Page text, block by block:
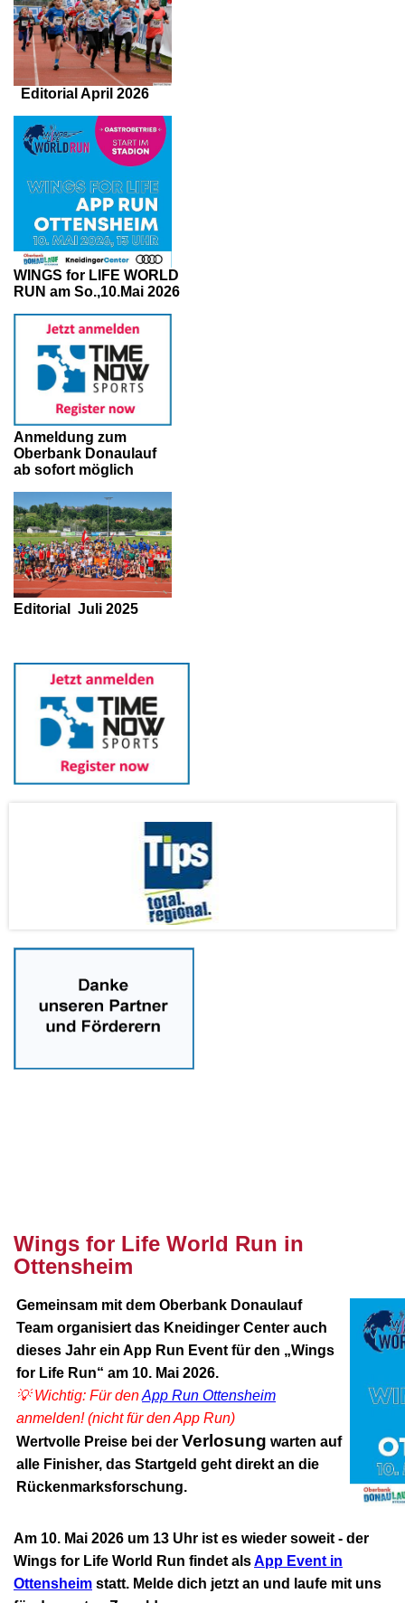
Editorial April 2026
WINGS for LIFE WORLD
RUN am So.,10.Mai 2026
Anmeldung zum
Oberbank Donaulauf
ab sofort möglich
Editorial Juli 2025
Wings for Life World Run in
Ottensheim
Gemeinsam mit dem Oberbank Donaulauf
Team organisiert das Kneidinger Center auch
dieses Jahr ein App Run Event für den „Wings
for Life Run“ am 10. Mai 2026.
💡 Wichtig: Für denApp Run Ottensheim
anmelden! (nicht für den App Run)
Wertvolle Preise bei der Verlosung warten auf
alle Finisher, das Startgeld geht direkt an die
Rückenmarksforschung.
Am 10. Mai 2026 um 13 Uhr ist es wieder soweit - der
Wings for Life World Run findet alsApp Event in
Ottensheim statt. Melde dich jetzt an und laufe mit uns